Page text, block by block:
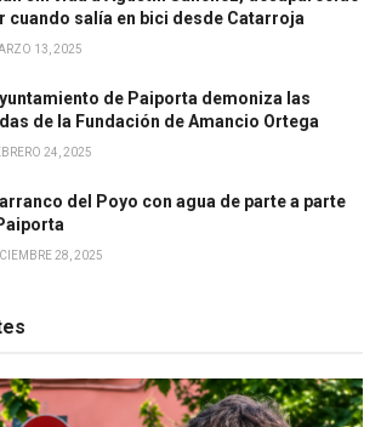
cuando salía en bici desde Catarroja
13, 2025
de Paiporta demoniza las
de la Fundación de Amancio Ortega
24, 2025
del Poyo con agua de parte a parte
28, 2025